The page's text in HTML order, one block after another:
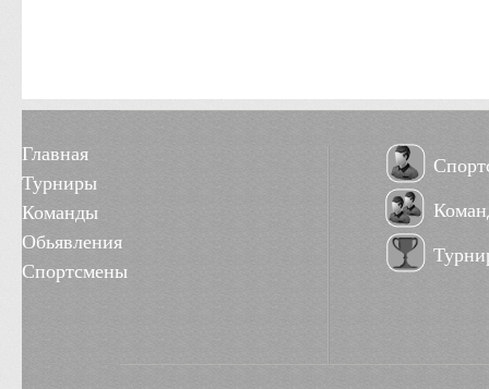
Главная
Турниры
Команды
Обьявления
Спортсмены